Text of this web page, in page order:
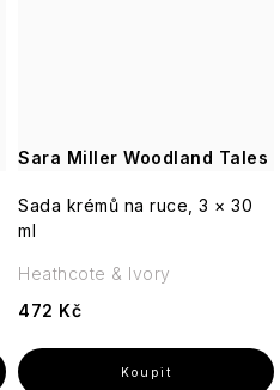
Sara Miller Woodland Tales
Sada krémů na ruce, 3 × 30
ml
472 Kč
Heathcote & Ivory